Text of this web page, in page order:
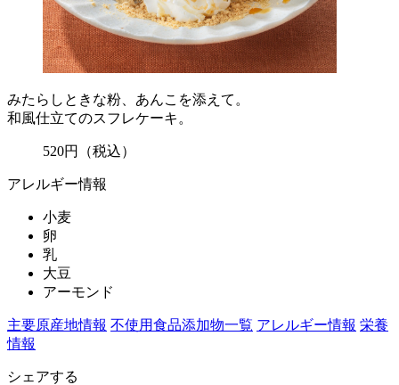
みたらしときな粉、あんこを添えて。
和風仕立てのスフレケーキ。
520円 （税込）
アレルギー情報
小麦
卵
乳
大豆
アーモンド
主要原産地情報 不使用食品添加物一覧 アレルギー情報 栄養
情報
シェアする